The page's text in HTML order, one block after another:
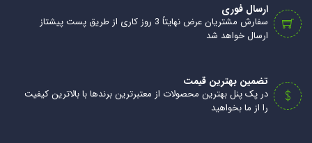
ارسال فوری
سفارش مشتریان عرض نهایتاً 3 روز کاری از طریق پست پیشتاز
ارسال خواهد شد
تضمین بهترین قیمت
در پک پنل بهترین محصولات از معتبرترین برندها با بالاترین کیفیت
را از ما بخواهید